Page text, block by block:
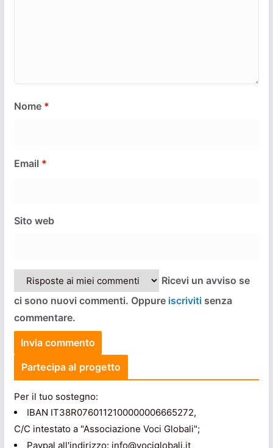
Nome *
Email *
Sito web
Ricevi un avviso se
ci sono nuovi commenti. Oppure iscrivitisenza
commentare.
Partecipa al progetto
Per il tuo sostegno:
IBAN IT38R0760112100000006665272,
C/C intestato a "Associazione Voci Globali";
Paypal all'indirizzo: info@vociglobali.it